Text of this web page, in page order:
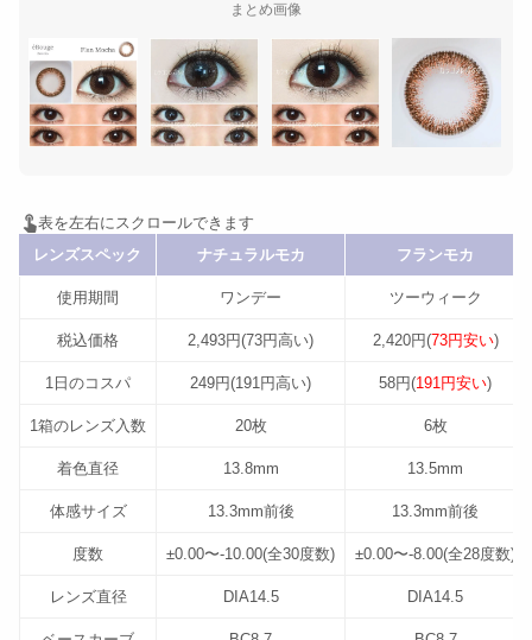
まとめ画像
レンズスペック ナチュラルモカ フランモカ
使用期間 ワンデー ツーウィーク
税込価格 2,493円(73円高い) 2,420円(73円安い)
1日のコスパ 249円(191円高い) 58円(191円安い)
1箱のレンズ入数 20枚 6枚
着色直径 13.8mm 13.5mm
体感サイズ 13.3mm前後 13.3mm前後
度数 ±0.00〜-10.00(全30度数) ±0.00〜-8.00(全28度数)
レンズ直径 DIA14.5 DIA14.5